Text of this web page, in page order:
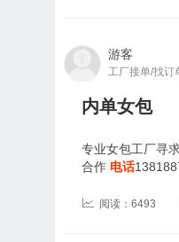
游客
工厂接单/找订
内单女包
专业女包工厂寻
合作 电话
阅读：6493